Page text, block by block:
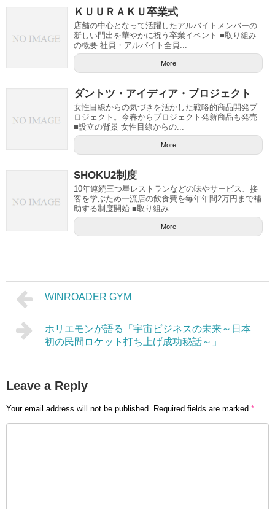
ＫＵＵＲＡＫＵ卒業式
店舗の中心となって活躍したアルバイトメンバーの
新しい門出を華やかに祝う卒業イベント ■取り組み
の概要 社員・アルバイト全員...
More
ダントツ・アイディア・プロジェクト
女性目線からの気づきを活かした戦略的商品開発プ
ロジェクト。今春からプロジェクト発新商品も発売
■設立の背景 女性目線からの...
More
SHOKU2制度
10年連続三つ星レストランなどの味やサービス、接
客を学ぶため一流店の飲食費を毎年年間2万円まで補
助する制度開始 ■取り組み...
More
WINROADER GYM
ホリエモンが語る「宇宙ビジネスの未来～日本
初の民間ロケット打ち上げ成功秘話～」
Leave a Reply
Your email address will not be published. Required fields are marked *